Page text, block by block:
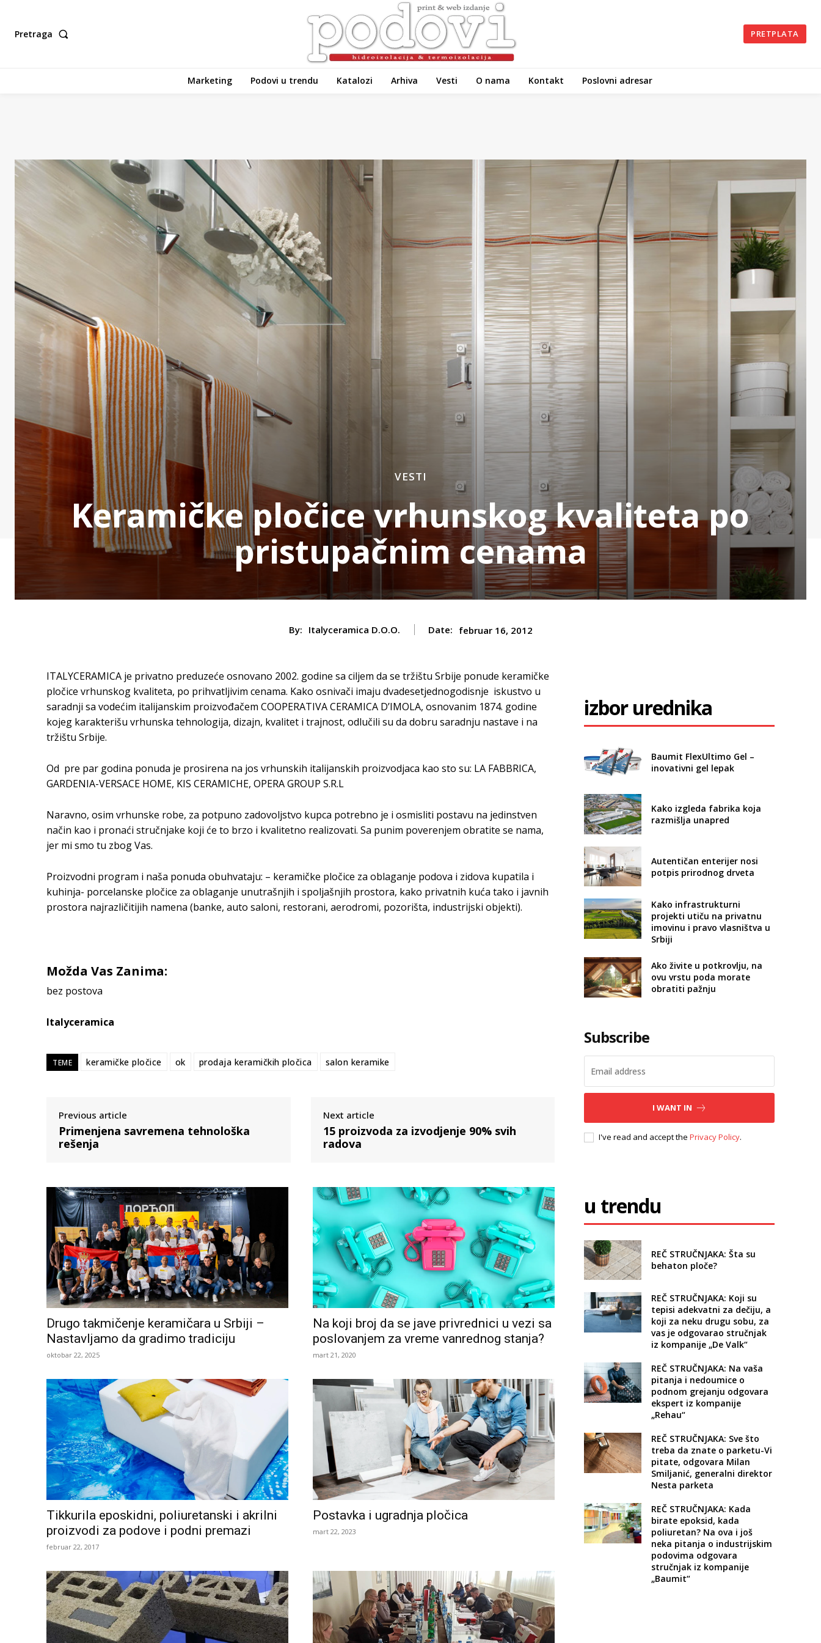
Pretraga PRETPLATA
Marketing Podovi u trendu Katalozi Arhiva Vesti O nama Kontakt Poslovni adresar
VESTI
Keramičke pločice vrhunskog kvaliteta po
pristupačnim cenama
By: Italyceramica D.o.o. Date: februar 16, 2012
ITALYCERAMICA je privatno preduzeće osnovano 2002. godine sa ciljem da se tržištu Srbije ponude keramičke
pločice vrhunskog kvaliteta, po prihvatljivim cenama. Kako osnivači imaju dvadesetjednogodisnje iskustvo u
saradnji sa vodećim italijanskim proizvođačem COOPERATIVA CERAMICA D’IMOLA, osnovanim 1874. godine
kojeg karakterišu vrhunska tehnologija, dizajn, kvalitet i trajnost, odlučili su da dobru saradnju nastave i na
tržištu Srbije.
Od pre par godina ponuda je prosirena na jos vrhunskih italijanskih proizvodjaca kao sto su: LA FABBRICA,
GARDENIA-VERSACE HOME, KIS CERAMICHE, OPERA GROUP S.R.L
Naravno, osim vrhunske robe, za potpuno zadovoljstvo kupca potrebno je i osmisliti postavu na jedinstven
način kao i pronaći stručnjake koji će to brzo i kvalitetno realizovati. Sa punim poverenjem obratite se nama,
jer mi smo tu zbog Vas.
Proizvodni program i naša ponuda obuhvataju: – keramičke pločice za oblaganje podova i zidova kupatila i
kuhinja- porcelanske pločice za oblaganje unutrašnjih i spoljašnjih prostora, kako privatnih kuća tako i javnih
prostora najrazličitijih namena (banke, auto saloni, restorani, aerodromi, pozorišta, industrijski objekti).
Možda Vas Zanima:
bez postova
Italyceramica
TEME keramičke pločice ok prodaja keramičkih pločica salon keramike
Previous article
Primenjena savremena tehnološka
rešenja
Next article
15 proizvoda za izvodjenje 90% svih
radova
Drugo takmičenje keramičara u Srbiji –
Nastavljamo da gradimo tradiciju
oktobar 22, 2025
Na koji broj da se jave privrednici u vezi sa
poslovanjem za vreme vanrednog stanja?
mart 21, 2020
Tikkurila eposkidni, poliuretanski i akrilni
proizvodi za podove i podni premazi
februar 22, 2017
Postavka i ugradnja pločica
mart 22, 2023
izbor urednika
Baumit FlexUltimo Gel –
inovativni gel lepak
Kako izgleda fabrika koja
razmišlja unapred
Autentičan enterijer nosi
potpis prirodnog drveta
Kako infrastrukturni
projekti utiču na privatnu
imovinu i pravo vlasništva u
Srbiji
Ako živite u potkrovlju, na
ovu vrstu poda morate
obratiti pažnju
Subscribe
I WANT IN
I've read and accept thePrivacy Policy.
u trendu
REČ STRUČNJAKA: Šta su
behaton ploče?
REČ STRUČNJAKA: Koji su
tepisi adekvatni za dečiju, a
koji za neku drugu sobu, za
vas je odgovarao stručnjak
iz kompanije „De Valk“
REČ STRUČNJAKA: Na vaša
pitanja i nedoumice o
podnom grejanju odgovara
ekspert iz kompanije
„Rehau“
REČ STRUČNJAKA: Sve što
treba da znate o parketu-Vi
pitate, odgovara Milan
Smiljanić, generalni direktor
Nesta parketa
REČ STRUČNJAKA: Kada
birate epoksid, kada
poliuretan? Na ova i još
neka pitanja o industrijskim
podovima odgovara
stručnjak iz kompanije
„Baumit“